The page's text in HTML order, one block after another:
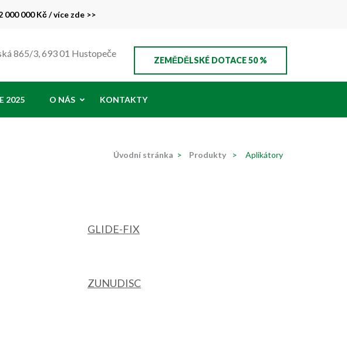
000 Kč / více zde >>
ZEMĚDĚLSKÉ DOTACE 50 %
865/3, 693 01 Hustopeče
2025 O NÁS KONTAKTY
Úvodní stránka > Produkty > Aplikátory
GLIDE-FIX
ZUNUDISC